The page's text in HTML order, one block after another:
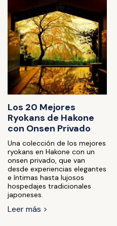
Los 20 Mejores
Ryokans de Hakone
con Onsen Privado
Una colección de los mejores
ryokans en Hakone con un
onsen privado, que van
desde experiencias elegantes
e íntimas hasta lujosos
hospedajes tradicionales
japoneses.
Leer más >